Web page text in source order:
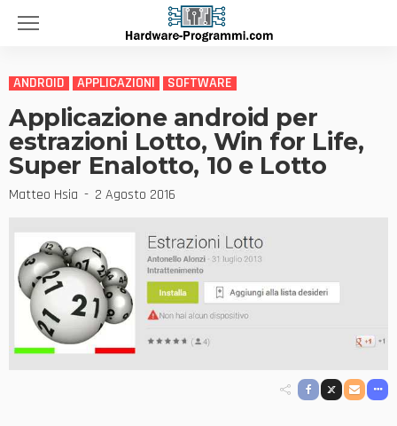
ANDROID APPLICAZIONI SOFTWARE
Applicazione android per
estrazioni Lotto, Win for Life,
Super Enalotto, 10 e Lotto
Matteo Hsia 2 Agosto 2016